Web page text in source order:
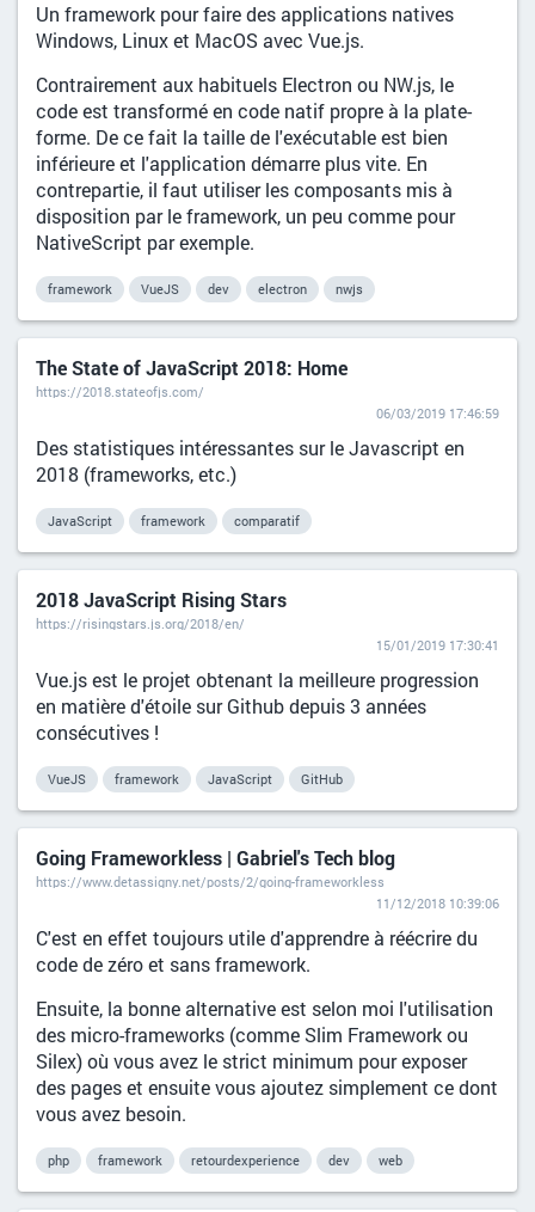
Un framework pour faire des applications natives
Windows, Linux et MacOS avec Vue.js.
Contrairement aux habituels Electron ou NW.js, le
code est transformé en code natif propre à la plate-
forme. De ce fait la taille de l'exécutable est bien
inférieure et l'application démarre plus vite. En
contrepartie, il faut utiliser les composants mis à
disposition par le framework, un peu comme pour
NativeScript par exemple.
framework VueJS dev electron nwjs
The State of JavaScript 2018: Home
https://2018.stateofjs.com/
06/03/2019 17:46:59
Des statistiques intéressantes sur le Javascript en
2018 (frameworks, etc.)
JavaScript framework comparatif
2018 JavaScript Rising Stars
https://risingstars.js.org/2018/en/
15/01/2019 17:30:41
Vue.js est le projet obtenant la meilleure progression
en matière d'étoile sur Github depuis 3 années
consécutives !
VueJS framework JavaScript GitHub
Going Frameworkless | Gabriel's Tech blog
https://www.detassigny.net/posts/2/going-frameworkless
11/12/2018 10:39:06
C'est en effet toujours utile d'apprendre à réécrire du
code de zéro et sans framework.
Ensuite, la bonne alternative est selon moi l'utilisation
des micro-frameworks (comme Slim Framework ou
Silex) où vous avez le strict minimum pour exposer
des pages et ensuite vous ajoutez simplement ce dont
vous avez besoin.
php framework retourdexperience dev web